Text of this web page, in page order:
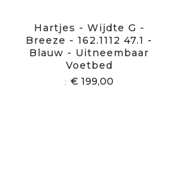
Hartjes - Wijdte G -
Breeze - 162.1112 47.1 -
Blauw - Uitneembaar
Voetbed
€ 199,00